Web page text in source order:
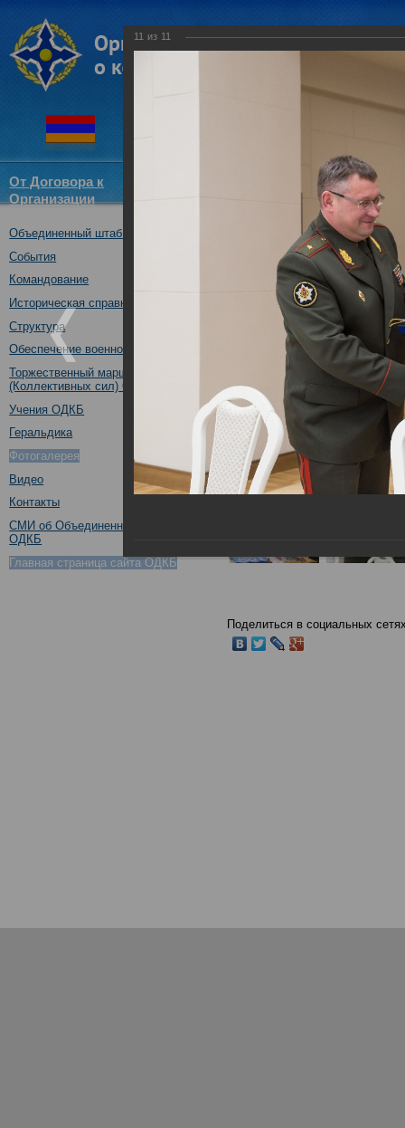
От Договора к
Организации
Новости
Объединенный штаб ОДКБ
События
Командование
Историческая справка
Структура
Обеспечение военной безопасности
Торжественный марш Войск
(Коллективных сил) ОДКБ
Учения ОДКБ
Геральдика
Фотогалерея
Видео
Контакты
СМИ об Объединенном штабе
ОДКБ
Главная страница сайта ОДКБ
Минская Международная
Поделиться в социальных
11 из 11